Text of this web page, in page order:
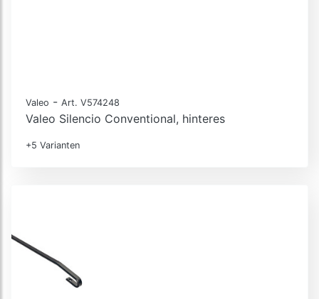
Valeo - Art. V574248
Valeo Silencio Conventional, hinteres
+5 Varianten